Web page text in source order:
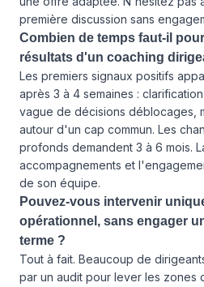
première discussion sans
Combien de temps faut-il
résultats d'un coaching
Les premiers signaux positifs
après 3 à 4 semaines :
vague de décisions déblocages,
autour d'un cap commun. Les
profonds demandent 3 à 6 mois.
accompagnements et
de son équipe.
Pouvez-vous intervenir
opérationnel, sans engager
terme ?
Tout à fait. Beaucoup de
par un audit pour lever les zones